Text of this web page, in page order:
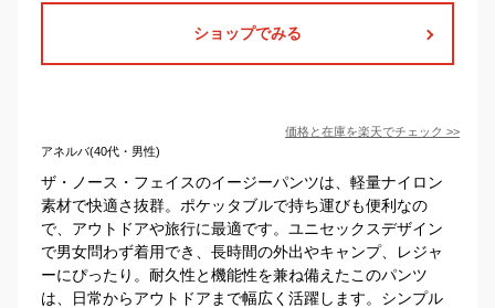
ショップでみる
価格と在庫を楽天でチェック >>
アネルバ(40代・男性)
ザ・ノース・フェイスのイージーパンツは、軽量ナイロン
素材で快適さ抜群。ポケッタブルで持ち運びも便利なの
で、アウトドアや旅行に最適です。ユニセックスデザイン
で男女問わず着用でき、長時間の外出やキャンプ、レジャ
ーにぴったり。耐久性と機能性を兼ね備えたこのパンツ
は、日常からアウトドアまで幅広く活躍します。シンプル